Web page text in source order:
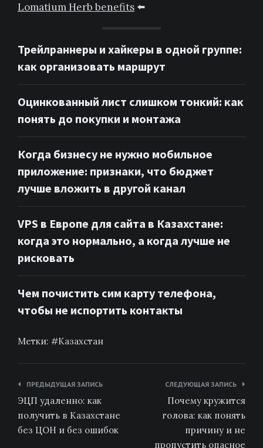
Lomatium Herb benefits ⬅️
Трейлраннеры и хайкеры в одной группе:
как организовать маршрут
Оцинкованный лист слишком тонкий: как
понять до покупки и монтажа
Когда бизнесу не нужно мобильное
приложение: признаки, что бюджет
лучше вложить в другой канал
VPS в Европе для сайта в Казахстане:
когда это нормально, а когда лучше не
рисковать
Чем почистить сим карту телефона,
чтобы не испортить контакты
Метки: Казахстан
Навигация
по
записям
ПРЕДЫДУЩАЯ ЗАПИСЬ
ЭЦП удаленно: как
получить в Казахстане
без ЦОН и без ошибок
СЛЕДУЮЩАЯ ЗАПИСЬ
Почему кружится
голова: как понять
причину и не
пропустить опасное